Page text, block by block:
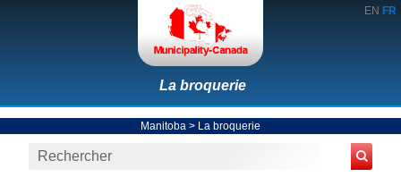
EN FR
La broquerie
Manitoba > La broquerie